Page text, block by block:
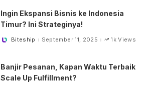
Ingin Ekspansi Bisnis ke Indonesia
Timur? Ini Strateginya!
PostedBiteship September 11, 2025 1k Views
Banjir Pesanan, Kapan Waktu Terbaik
Scale Up Fulfillment?